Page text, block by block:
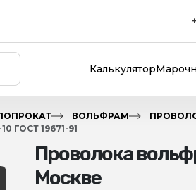
Калькулятор
ВОЛЬФРАМ
19671-91
Проволока
Москве